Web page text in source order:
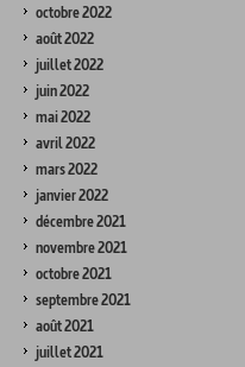
octobre 2022
août 2022
juillet 2022
juin 2022
mai 2022
avril 2022
mars 2022
janvier 2022
décembre 2021
novembre 2021
octobre 2021
septembre 2021
août 2021
juillet 2021